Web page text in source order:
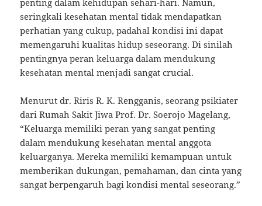
penting dalam kehidupan sehari-hari. Namun,
seringkali kesehatan mental tidak mendapatkan
perhatian yang cukup, padahal kondisi ini dapat
memengaruhi kualitas hidup seseorang. Di sinilah
pentingnya peran keluarga dalam mendukung
kesehatan mental menjadi sangat crucial.
Menurut dr. Riris R. K. Rengganis, seorang psikiater
dari Rumah Sakit Jiwa Prof. Dr. Soerojo Magelang,
“Keluarga memiliki peran yang sangat penting
dalam mendukung kesehatan mental anggota
keluarganya. Mereka memiliki kemampuan untuk
memberikan dukungan, pemahaman, dan cinta yang
sangat berpengaruh bagi kondisi mental seseorang.”